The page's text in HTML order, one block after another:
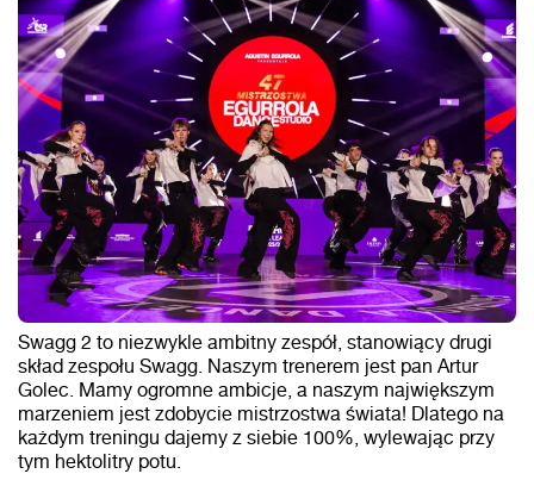
Swagg 2 to niezwykle ambitny zespół, stanowiący drugi
skład zespołu Swagg. Naszym trenerem jest pan Artur
Golec. Mamy ogromne ambicje, a naszym największym
marzeniem jest zdobycie mistrzostwa świata! Dlatego na
każdym treningu dajemy z siebie 100%, wylewając przy
tym hektolitry potu.